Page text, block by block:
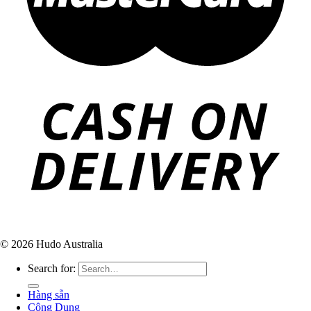
© 2026 Hudo Australia
Search for:
Hàng sẵn
Công Dụng